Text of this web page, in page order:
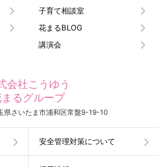
子育て相談室
花まるBLOG
講演会
会社こうゆう
るグループ
県さいたま市浦和区常盤9-19-10
安全管理対策について